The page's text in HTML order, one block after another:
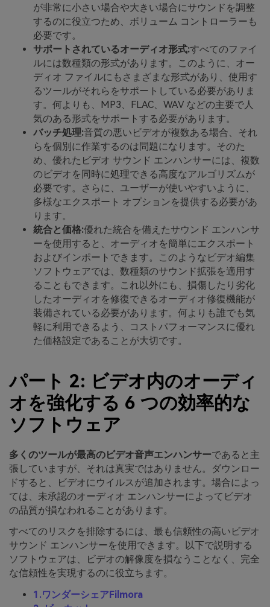
が非常に小さい場合や大きい場合にサウンドを調整
するのに役立つため、ボリューム コントローラーも
必要です。
サポートされているオーディオ形式:すべてのファイ
ルには数種類の形式があります。このように、オー
ディオ ファイルにもさまざまな形式があり、使用す
るツールがそれらをサポートしている必要がありま
す。何よりも、MP3、FLAC、WAV などの主要で人
気のある形式をサポートする必要があります。
バッチ処理:音質の悪いビデオが複数ある場合、それ
らを個別に作業するのは問題になります。そのた
め、優れたビデオ サウンド エンハンサーには、複数
のビデオを同時に処理できる高度なアルゴリズムが
必要です。さらに、ユーザーが使いやすいように、
多様なエクスポート オプションを提供する必要があ
ります。
統合と価格:優れた統合を備えたサウンド エンハンサ
ーを使用すると、オーディオを簡単にエクスポート
およびインポートできます。このようなビデオ編集
ソフトウェアでは、数種類のサウンド拡張を適用す
ることもできます。これ以外にも、損傷したり劣化
したオーディオを修復できるオーディオ修復機能が
装備されている必要があります。何よりも誰でも気
軽に利用できるよう、コストパフォーマンスに優れ
た価格設定であることが大切です。
パート 2: ビデオ内のオーディ
オを強化する 6 つの効率的な
ソフトウェア
多くのツールが最高のビデオ音声エンハンサーであると主
張していますが、それは真実ではありません。ダウンロー
ドすると、ビデオにウイルスが追加されます。場合によっ
ては、未承認のオーディオ エンハンサーによってビデオ
の品質が損なわれることがあります。
すべてのリスクを排除するには、最も信頼性の高いビデオ
サウンド エンハンサーを使用できます。以下で説明する
ソフトウェアは、ビデオの解像度を損なうことなく、完全
な信頼性を実現するのに役立ちます。
1.ワンダーシェアFilmora